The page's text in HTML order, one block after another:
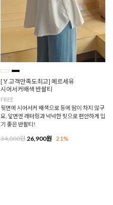
[🏅고객만족도최고] 메르세유
시어서커배색 반팔티
FREE
뒷면에 시어서커 배색으로 등에 땀이 차지 않구
요, 앞면엔 레터링과 넉넉한 핏으로 편안하게 입
기 좋은 반팔티!
34,000원26,900원 21%